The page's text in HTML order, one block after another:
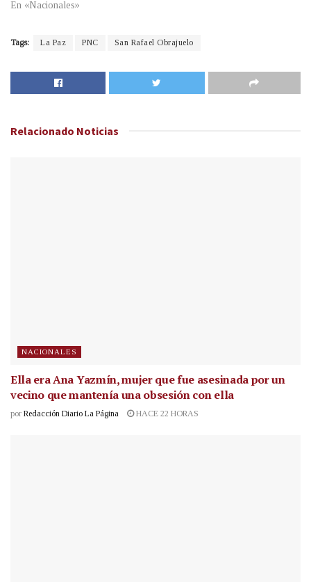
En «Nacionales»
Tags: La Paz PNC San Rafael Obrajuelo
Relacionado Noticias
NACIONALES
Ella era Ana Yazmín, mujer que fue asesinada por un
vecino que mantenía una obsesión con ella
por Redacción Diario La Página HACE 22 HORAS